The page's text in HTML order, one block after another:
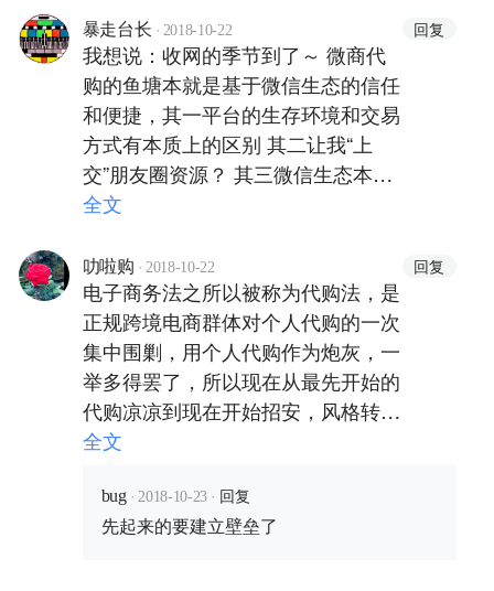
暴走台长 · 2018-10-22 回复
我想说：收网的季节到了～ 微商代
购的鱼塘本就是基于微信生态的信任
和便捷，其一平台的生存环境和交易
方式有本质上的区别 其二让我“上
交”朋友圈资源？ 其三微信生态本在
退化或变异，科技变革（主要指移动
失”
全文
叻啦购 · 2018-10-22 回复
电子商务法之所以被称为代购法，是
正规跨境电商群体对个人代购的一次
集中围剿，用个人代购作为炮灰，一
举多得罢了，所以现在从最先开始的
代购凉凉到现在开始招安，风格转
换，层次递进…完全OK…👍🏻
全文
bug · 2018-10-23 · 回复
先起来的要建立壁垒了